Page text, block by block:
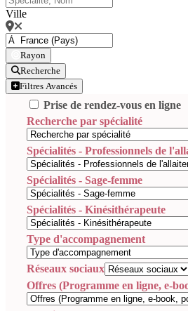
Ville
Rayon
Recherche
Filtres Avancés
Prise de rendez-vous en ligne
Recherche par spécialité
Spécialités - Professionnels de
Spécialités - Sage-femme
Spécialités - Kinésithérapeute
Type d'accompagnement
Réseaux sociaux
Offres (Programme en ligne, e-